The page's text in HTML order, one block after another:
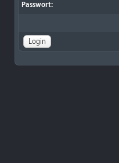
Passwort: